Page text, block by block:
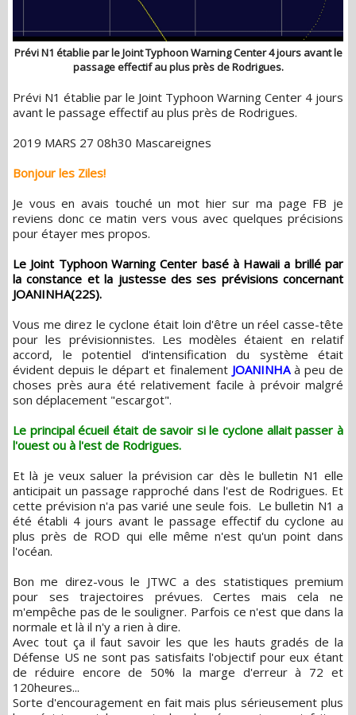
Prévi N1 établie par le Joint Typhoon Warning Center 4 jours avant le
passage effectif au plus près de Rodrigues.
Prévi N1 établie par le Joint Typhoon Warning Center 4 jours
avant le passage effectif au plus près de Rodrigues.
2019 MARS 27 08h30 Mascareignes
Bonjour les Ziles!
Je vous en avais touché un mot hier sur ma page FB je
reviens donc ce matin vers vous avec quelques précisions
pour étayer mes propos.
Le Joint Typhoon Warning Center basé à Hawaii a brillé par
la constance et la justesse des ses prévisions concernant
JOANINHA(22S).
Vous me direz le cyclone était loin d'être un réel casse-tête
pour les prévisionnistes. Les modèles étaient en relatif
accord, le potentiel d'intensification du système était
évident depuis le départ et finalement JOANINHAà peu de
choses près aura été relativement facile à prévoir malgré
son déplacement "escargot".
Le principal écueil était de savoir si le cyclone allait passer à
l'ouest ou à l'est de Rodrigues.
Et là je veux saluer la prévision car dès le bulletin N1 elle
anticipait un passage rapproché dans l'est de Rodrigues. Et
cette prévision n'a pas varié une seule fois. Le bulletin N1 a
été établi 4 jours avant le passage effectif du cyclone au
plus près de ROD qui elle même n'est qu'un point dans
l'océan.
Bon me direz-vous le JTWC a des statistiques premium
pour ses trajectoires prévues. Certes mais cela ne
m'empêche pas de le souligner. Parfois ce n'est que dans la
normale et là il n'y a rien à dire.
Avec tout ça il faut savoir les que les hauts gradés de la
Défense US ne sont pas satisfaits l'objectif pour eux étant
de réduire encore de 50% la marge d'erreur à 72 et
120heures...
Sorte d'encouragement en fait mais plus sérieusement plus